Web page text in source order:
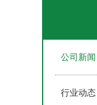
公司新闻
行业动态